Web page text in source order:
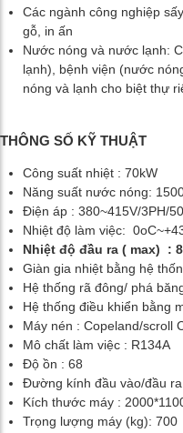
Các ngành công nghiệp
gỗ, in ấn
Nước nóng và nước lạnh:
lạnh), bệnh viện (nước
nóng và lạnh cho biệt thự
THÔNG SỐ KỸ THUẬT
Công suất nhiệt : 70kW
Năng suất nước nóng:
Điện áp : 380~415V/3PH/
Nhiệt độ làm việc:
Nhiệt độ đầu ra ( max) :
Giàn gia nhiệt bằng hệ
Hệ thống rã đông/ phá
Hệ thống điều khiển bằng
Máy nén : Copeland/scroll
Mô chất làm việc : R134A
Độ ồn : 68
Đường kính đầu vào/đầu ra
Kích thước máy :
Trọng lượng máy (kg): 700